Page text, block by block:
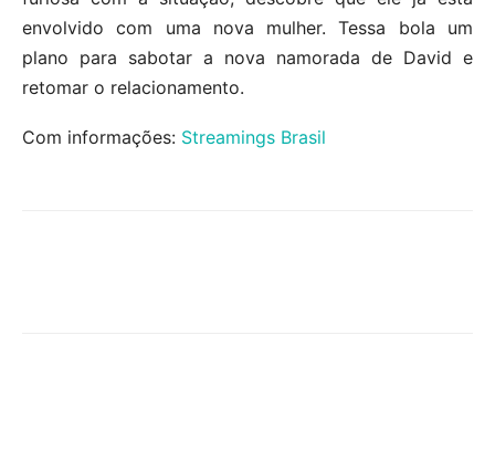
envolvido com uma nova mulher. Tessa bola um
plano para sabotar a nova namorada de David e
retomar o relacionamento.
Com informações: Streamings Brasil